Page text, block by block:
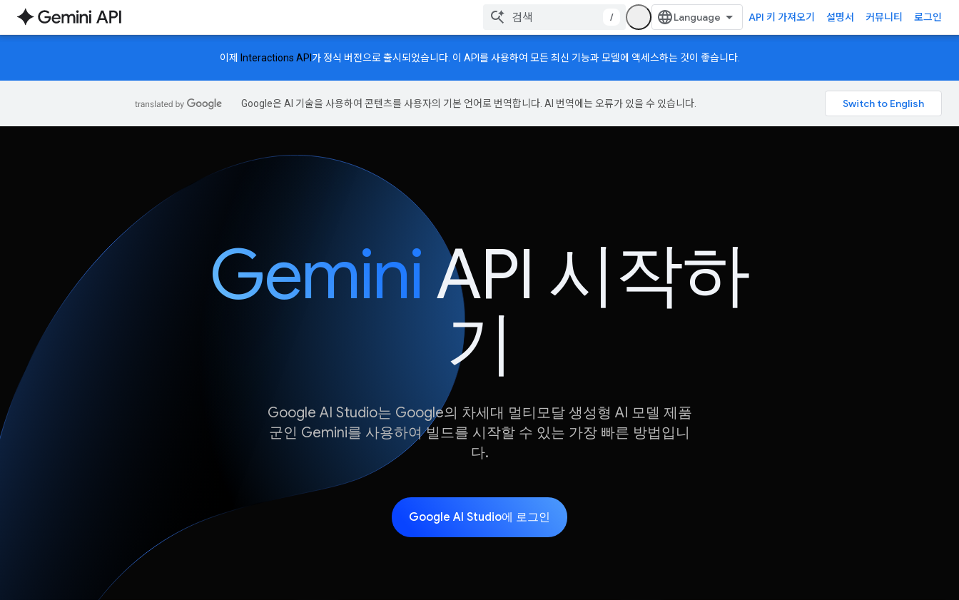
/ API 키 가져오기 설명서 커뮤니티 로그인
이제 Interactions API 가 정식 버전으로 출시되었습니다. 이 API를 사용하여 모든 최신 기능과 모델에 액세스하는 것이 좋습니다.
Google은 AI 기술을 사용하여 콘텐츠를 사용자의 기본 언어로 번역합니다. AI 번역에는 오류가 있을 수 있습니다.
GeminiAPI 시작하
기
Google AI Studio는 Google의 차세대 멀티모달 생성형 AI 모델 제품
군인 Gemini를 사용하여 빌드를 시작할 수 있는 가장 빠른 방법입니
다.
Google AI Studio에 로그인